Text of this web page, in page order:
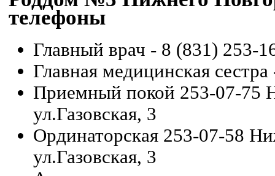
телефоны
Главный врач - 8 (831) 253-
Главная медицинская
Приемный покой 253-07-75
ул.Газовская, 3
Ординаторская 253-07-58
ул.Газовская, 3